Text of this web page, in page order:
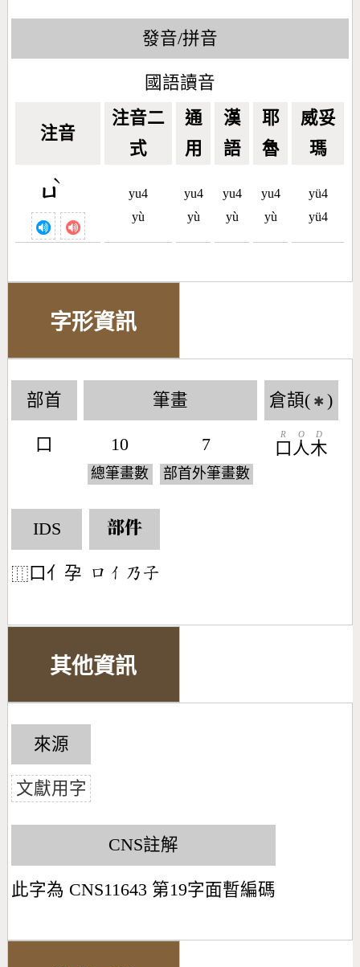
發音/拼音
國語讀音
注音
注音二
式
通
用
漢
語
耶
魯
威妥
瑪
ㄩ
ˋ
yu4
yù
yu4
yù
yu4
yù
yu4
yù
yü4
yü4
字形資訊
部首
口
筆畫
10
總筆畫數
7
部首外筆畫數
倉頡( ✱ )
口
R
人
O
木
D
IDS
⿲ 口亻孕
部件
󶁶󶀭󶁖󶂡
其他資訊
來源
文獻用字
CNS註解
此字為 CNS11643 第19字面暫編碼